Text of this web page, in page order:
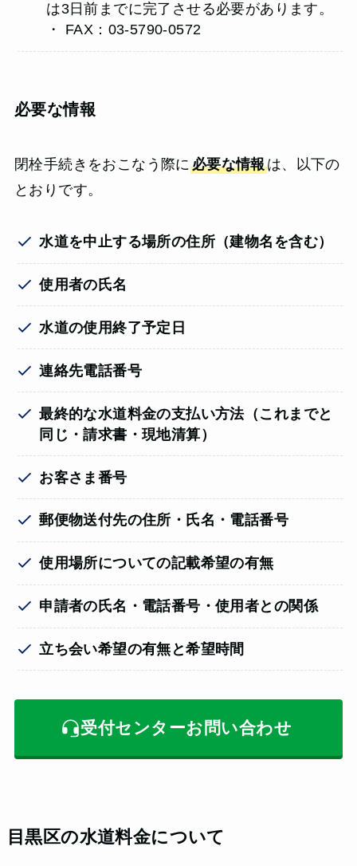
は3日前までに完了させる必要があります。
・ FAX：03-5790-0572
必要な情報
閉栓手続きをおこなう際に必要な情報は、以下の
とおりです。
水道を中止する場所の住所（建物名を含む）
使用者の氏名
水道の使用終了予定日
連絡先電話番号
最終的な水道料金の支払い方法（これまでと
同じ・請求書・現地清算）
お客さま番号
郵便物送付先の住所・氏名・電話番号
使用場所についての記載希望の有無
申請者の氏名・電話番号・使用者との関係
立ち会い希望の有無と希望時間
受付センターお問い合わせ
目黒区の水道料金について